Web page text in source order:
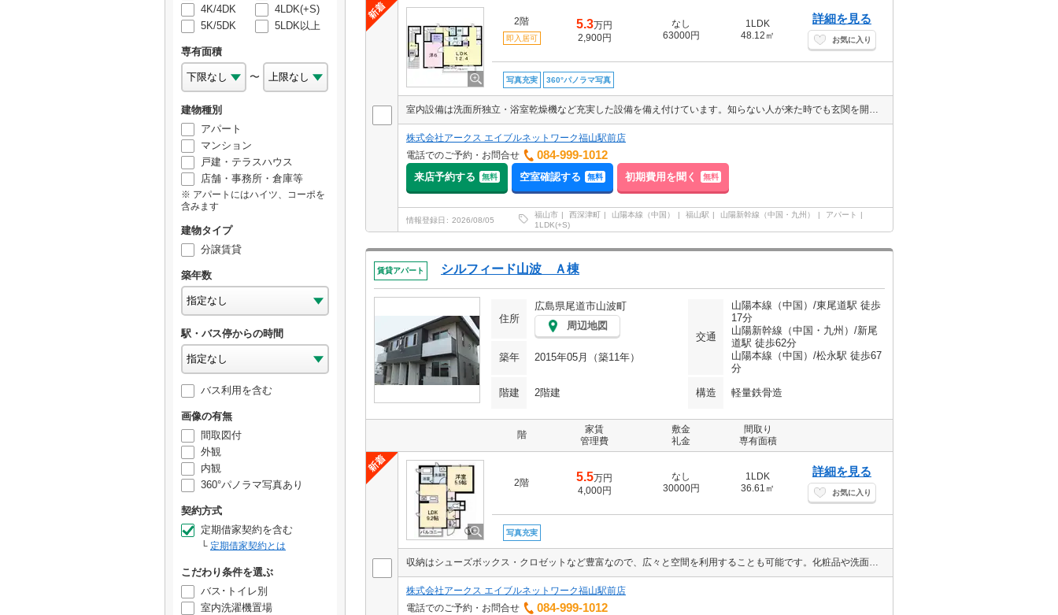
4K/4DK
4LDK(+S)
5K/5DK
5LDK以上
専有面積
〜
建物種別
アパート
マンション
戸建・テラスハウス
店舗・事務所・倉庫等
アパートにはハイツ、コーポを
含みます
建物タイプ
分譲賃貸
築年数
駅・バス停からの時間
バス利用を含む
画像の有無
間取図付
外観
内観
360°パノラマ写真あり
契約方式
定期借家契約を含む
定期借家契約とは
こだわり条件を選ぶ
バス･トイレ別
室内洗濯機置場
2階
即入居可
5.3万円
2,900円
なし
63000円
1LDK
48.12㎡
詳細を見る
お気に入り
写真充実 360°パノラマ写真
室内設備は洗面所独立・浴室乾燥機など充実した設備を備え付けています。知らない人が来た時でも玄関を開ける必要がなくなるTVインターホンが付いております。1LDKのお部屋、ダイニングキッチンに友達も呼べますね。敷地内駐車場に空きありなので、車のいたずらにも遭いにくいです。多くの方にご好評の、BS対応の物件となっています。
株式会社アークス エイブルネットワーク福山駅前店
電話でのご予約・お問合せ
084-999-1012
来店予約する 無料 空室確認する 無料 初期費用を聞く 無料
情報登録日 2026/08/05
福山市 西深津町 山陽本線（中国） 福山駅 山陽新幹線（中国・九州）
アパート
1LDK(+S)
賃貸アパート シルフィード山波 Ａ棟
住所
広島県尾道市山波町
周辺地図
交通
山陽本線（中国）/東尾道駅 徒歩
17分
山陽新幹線（中国・九州）/新尾
道駅 徒歩62分
山陽本線（中国）/松永駅 徒歩67
分
築年 2015年05月（築11年）
階建 2階建 構造 軽量鉄骨造
階
家賃
管理費
敷金
礼金
間取り
専有面積
2階 5.5万円
4,000円
なし
30000円
1LDK
36.61㎡
詳細を見る
お気に入り
写真充実
収納はシューズボックス・クロゼットなど豊富なので、広々と空間を利用することも可能です。化粧品や洗面道具といった小物もスッキリまとめて収納できる独立洗面台があります。来訪者の顔が確認できる、安心のTVインターホン付きです。駐車場がご利用いただける物件です。お忙しい方にオススメ、敷地内にごみ置き場のある物件です。
株式会社アークス エイブルネットワーク福山駅前店
電話でのご予約・お問合せ
084-999-1012